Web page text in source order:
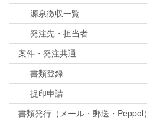
源泉徴収一覧
発注先・担当者
案件・発注共通
書類登録
捉印申請
書類発行（メール・郵送・Peppol）